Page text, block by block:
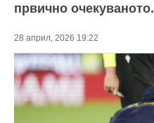
првично очекуваното.
28 април, 2026 19:22